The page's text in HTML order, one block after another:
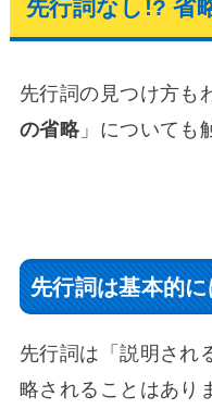
先行詞なし!? 省
先行詞の見つけ方も
の省略 」についても
先行詞は基本的
先行詞は「説明され
略されることはあり